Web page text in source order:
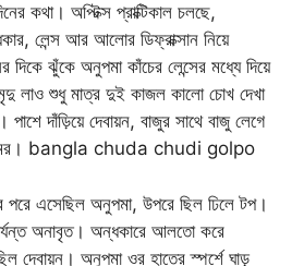
কথা। অপ্টিক্স প্রাক্টিকাল চলছে,
লেন্স আর আলোর ডিফ্রাক্সান নিয়ে
দিকে ঝুঁকে অনুপমা কাঁচের লেন্সের মধ্যে দিয়ে
লাও শুধু মাত্র দুই কাজল কালো চোখ দেখা
দাঁড়িয়ে দেবায়ন, বাজুর সাথে বাজু লেগে
bangla chuda chudi golpo
পরে এসেছিল অনুপমা, উপরে ছিল ঢিলে টপ।
অনাবৃত। অন্ধকারে আলতো করে
দেবায়ন। অনুপমা ওর হাতের স্পর্শে ঘাড়